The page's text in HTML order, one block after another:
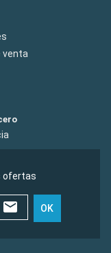
venta
ofertas
OK